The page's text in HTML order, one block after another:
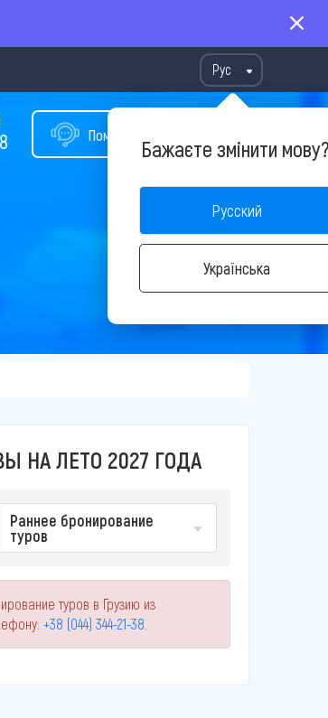
Рус
Бажаєте змінити
Русский
Українська
Помощь в подборе тура
НА ЛЕТО 2027 ГОДА
Раннее бронирование
туров
туров в Грузию из
+38 (044) 344-21-38